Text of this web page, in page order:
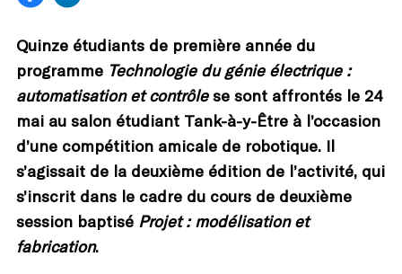
Quinze étudiants de première année du
programme Technologie du génie électrique :
automatisation et contrôlese sont affrontés le 24
mai au salon étudiant Tank-à-y-Être à l’occasion
d’une compétition amicale de robotique. Il
s’agissait de la deuxième édition de l’activité, qui
s’inscrit dans le cadre du cours de deuxième
session baptisé Projet : modélisation et
fabrication.